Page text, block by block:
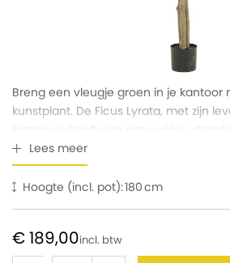
Hoogte (incl. pot):180
Breng een vleugje groen in je kantoor
kunstplant. De Ficus Lyrata, met zijn
opfleurt. De stevige stam en de volle,
zijn perfect voor een
Ideaal om een frisse en vriendelijke
Lees meer
€ 189,00